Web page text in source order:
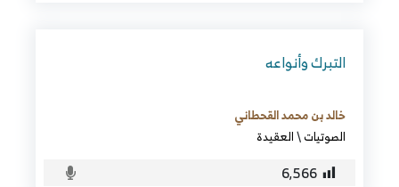
التبرك وأنواعه
خالد بن محمد القحطاني
الصوتيات\العقيدة
6٬566